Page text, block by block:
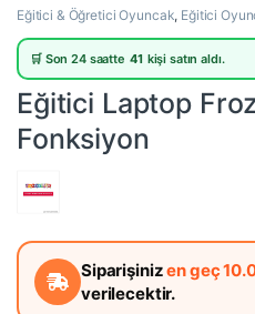
Eğitici & Öğretici Oyuncak, Eğitici
🛒 Son 24 saatte 41 kişi satın aldı.
Eğitici Laptop
Fonksiyon
Siparişinizen geç
verilecektir.